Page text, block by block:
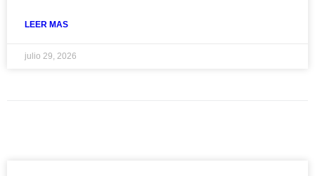
LEER MAS
julio 29, 2026